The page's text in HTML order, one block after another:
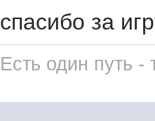
спасибо за
Есть один путь